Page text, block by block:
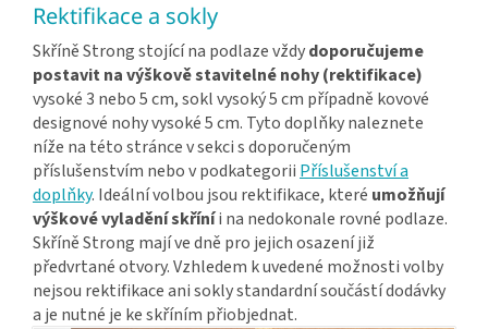
Rektifikace a sokly
Skříně Strong stojící na podlaze vždydoporučujeme
postavit na výškově stavitelné nohy (rektifikace)
vysoké 3 nebo 5 cm, sokl vysoký 5 cm případně kovové
designové nohy vysoké 5 cm. Tyto doplňky naleznete
níže na této stránce v sekci s doporučeným
příslušenstvím nebo v podkategoriiPříslušenství a
doplňky. Ideální volbou jsou rektifikace, které umožňují
výškové vyladění skříníi na nedokonale rovné podlaze.
Skříně Strong mají ve dně pro jejich osazení již
předvrtané otvory. Vzhledem k uvedené možnosti volby
nejsou rektifikace ani sokly standardní součástí dodávky
a je nutné je ke skříním přiobjednat.